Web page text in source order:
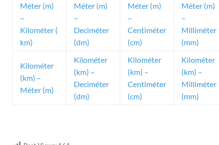
Méter (m)
–
Kilométer (
km)
Méter (m)
–
Deciméter
(dm)
Méter (m)
–
Centiméter
(cm)
Méter (m)
–
Milliméter
(mm)
Kilométer
(km) –
Méter (m)
Kilométer
(km) –
Deciméter
(dm)
Kilométer
(km) –
Centiméter
(cm)
Kilométer
(km) –
Milliméter
(mm)